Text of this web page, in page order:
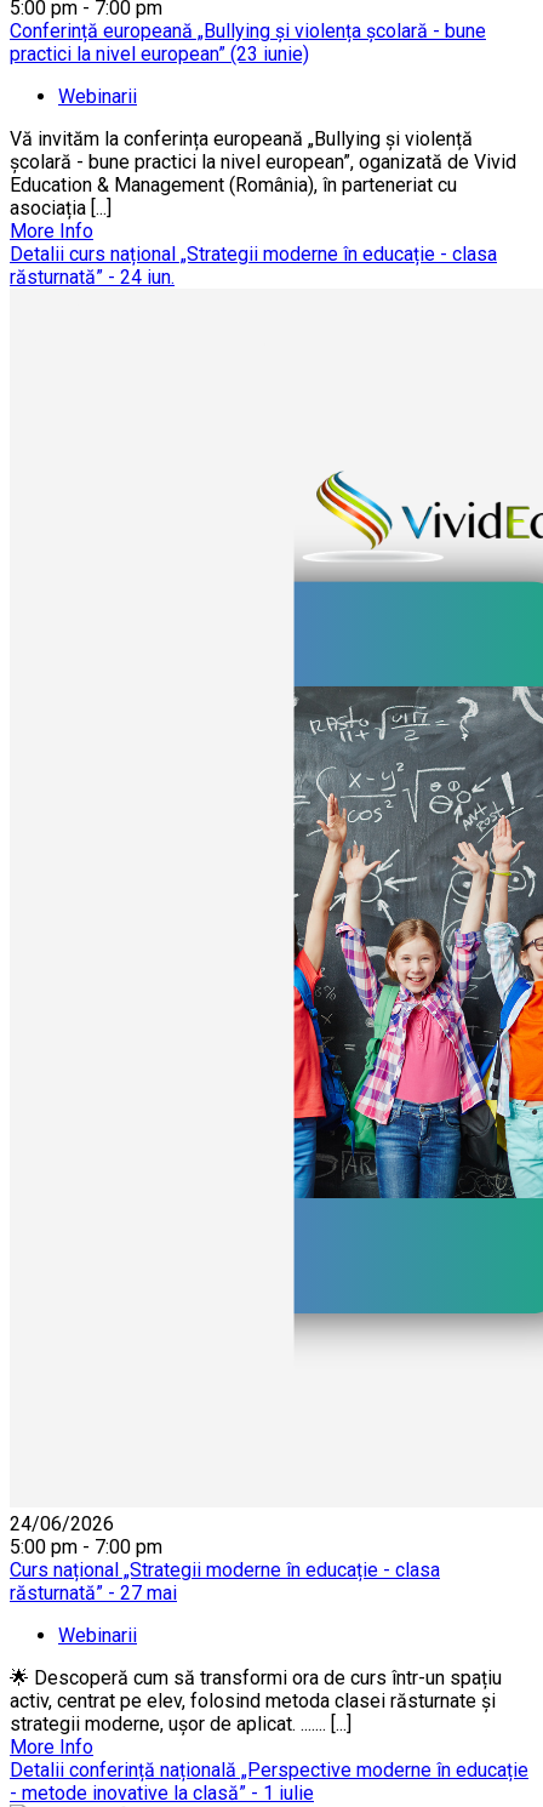
5:00 pm - 7:00 pm
Conferință europeană „Bullying și violența școlară - bune
practici la nivel european” (23 iunie)
Webinarii
Vă invităm la conferința europeană „Bullying și violență
școlară - bune practici la nivel european”, oganizată de Vivid
Education & Management (România), în parteneriat cu
asociația [...]
More Info
Detalii curs național „Strategii moderne în educație - clasa
răsturnată” - 24 iun.
24/06/2026
5:00 pm - 7:00 pm
Curs național „Strategii moderne în educație - clasa
răsturnată” - 27 mai
Webinarii
🌟 Descoperă cum să transformi ora de curs într-un spațiu
activ, centrat pe elev, folosind metoda clasei răsturnate și
strategii moderne, ușor de aplicat. ....... [...]
More Info
Detalii conferință națională „Perspective moderne în educație
- metode inovative la clasă” - 1 iulie